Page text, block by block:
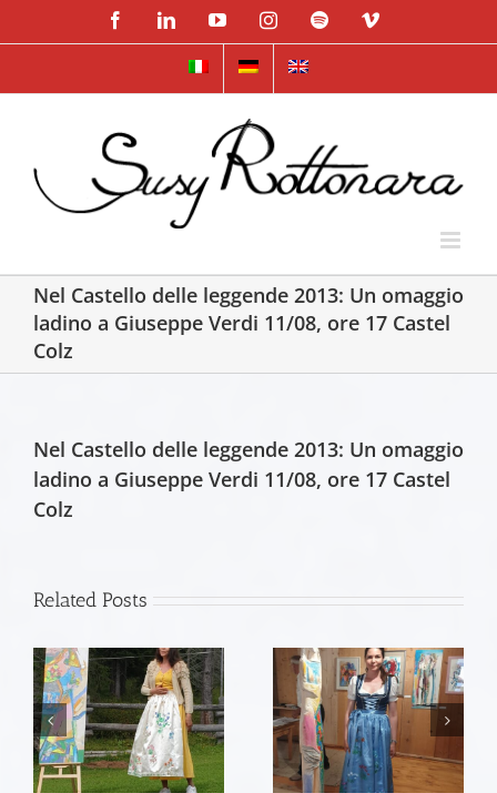
to
FacebookLinkedInYouTubeInstagramSpotifyVimeo
Nel Castello delle leggende 2013: Un omaggio
ladino a Giuseppe Verdi 11/08, ore 17 Castel
Colz
Nel Castello delle leggende 2013: Un omaggio
ladino a Giuseppe Verdi 11/08, ore 17 Castel
Colz
Related Posts